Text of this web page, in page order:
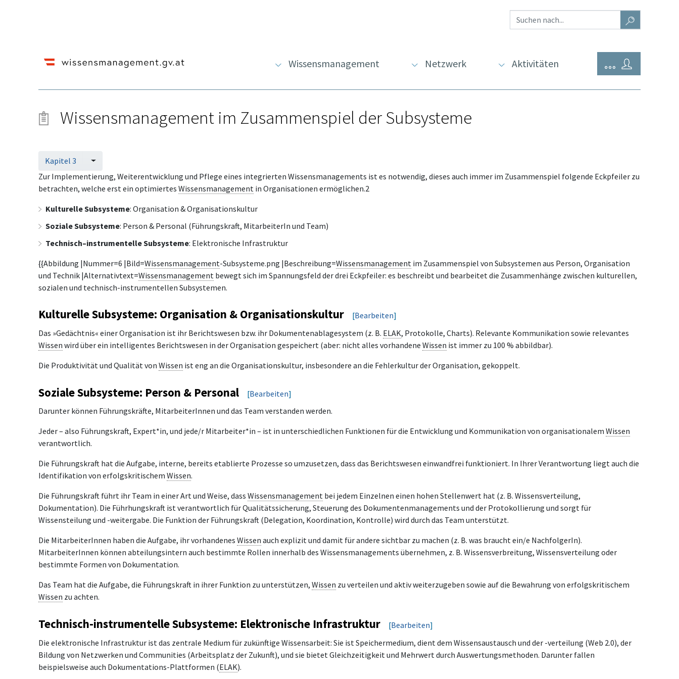
Wissensmanagement Netzwerk Aktivitäten
Wissensmanagement im Zusammenspiel der Subsysteme
Wechseln zu:
Kapitel 3
Zur Implementierung, Weiterentwicklung und Pflege eines integrierten Wissensmanagements ist es notwendig, dieses auch immer im Zusammenspiel folgende Eckpfeiler zu
betrachten, welche erst ein optimiertes Wissensmanagement in Organisationen ermöglichen.2
Kulturelle Subsysteme: Organisation & Organisationskultur
Soziale Subsysteme: Person & Personal (Führungskraft, MitarbeiterIn und Team)
Technisch–instrumentelle Subsysteme: Elektronische Infrastruktur
{{Abbildung |Nummer=6 |Bild=Wissensmanagement-Subsysteme.png |Beschreibung=Wissensmanagement im Zusammenspiel von Subsystemen aus Person, Organisation
und Technik |Alternativtext=Wissensmanagement bewegt sich im Spannungsfeld der drei Eckpfeiler: es beschreibt und bearbeitet die Zusammenhänge zwischen kulturellen,
sozialen und technisch-instrumentellen Subsystemen.
Kulturelle Subsysteme: Organisation & Organisationskultur [Bearbeiten]
Das »Gedächtnis« einer Organisation ist ihr Berichtswesen bzw. ihr Dokumentenablagesystem (z. B. ELAK, Protokolle, Charts). Relevante Kommunikation sowie relevantes
Wissen wird über ein intelligentes Berichtswesen in der Organisation gespeichert (aber: nicht alles vorhandene Wissen ist immer zu 100 % abbildbar).
Die Produktivität und Qualität von Wissen ist eng an die Organisationskultur, insbesondere an die Fehlerkultur der Organisation, gekoppelt.
Soziale Subsysteme: Person & Personal [Bearbeiten]
Darunter können Führungskräfte, MitarbeiterInnen und das Team verstanden werden.
Jeder – also Führungskraft, Expert*in, und jede/r Mitarbeiter*in – ist in unterschiedlichen Funktionen für die Entwicklung und Kommunikation von organisationalem Wissen
verantwortlich.
Die Führungskraft hat die Aufgabe, interne, bereits etablierte Prozesse so umzusetzen, dass das Berichtswesen einwandfrei funktioniert. In Ihrer Verantwortung liegt auch die
Identifikation von erfolgskritischem Wissen.
Die Führungskraft führt ihr Team in einer Art und Weise, dass Wissensmanagement bei jedem Einzelnen einen hohen Stellenwert hat (z. B. Wissensverteilung,
Dokumentation). Die Führhungskraft ist verantwortlich für Qualitätssicherung, Steuerung des Dokumentenmanagements und der Protokollierung und sorgt für
Wissensteilung und -weitergabe. Die Funktion der Führungskraft (Delegation, Koordination, Kontrolle) wird durch das Team unterstützt.
Die MitarbeiterInnen haben die Aufgabe, ihr vorhandenes Wissen auch explizit und damit für andere sichtbar zu machen (z. B. was braucht ein/e NachfolgerIn).
MitarbeiterInnen können abteilungsintern auch bestimmte Rollen innerhalb des Wissensmanagements übernehmen, z. B. Wissensverbreitung, Wissensverteilung oder
bestimmte Formen von Dokumentation.
Das Team hat die Aufgabe, die Führungskraft in ihrer Funktion zu unterstützen, Wissen zu verteilen und aktiv weiterzugeben sowie auf die Bewahrung von erfolgskritischem
Wissen zu achten.
Technisch-instrumentelle Subsysteme: Elektronische Infrastruktur [Bearbeiten]
Die elektronische Infrastruktur ist das zentrale Medium für zukünftige Wissensarbeit: Sie ist Speichermedium, dient dem Wissensaustausch und der -verteilung (Web 2.0), der
Bildung von Netzwerken und Communities (Arbeitsplatz der Zukunft), und sie bietet Gleichzeitigkeit und Mehrwert durch Auswertungsmethoden. Darunter fallen
beispielsweise auch Dokumentations-Plattformen (ELAK).